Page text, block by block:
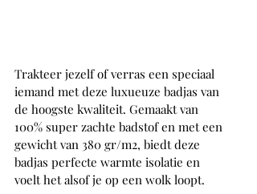
Trakteer jezelf of verras een speciaal
iemand met deze luxueuze badjas van
de hoogste kwaliteit. Gemaakt van
100% super zachte badstof en met een
gewicht van 380 gr/m2, biedt deze
badjas perfecte warmte isolatie en
voelt het alsof je op een wolk loopt.